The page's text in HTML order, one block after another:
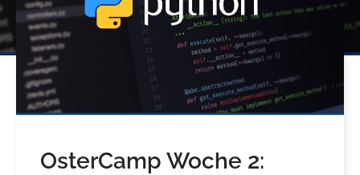
OsterCamp Woche 2: